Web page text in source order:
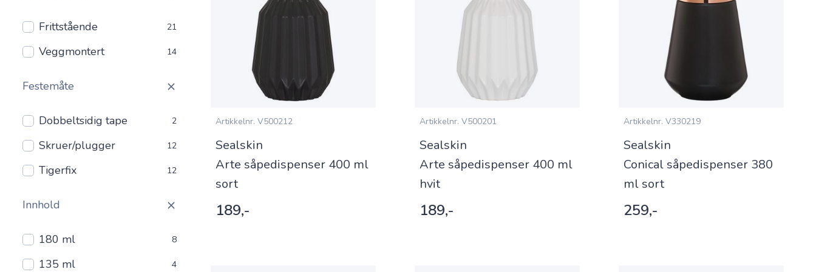
Frittstående 21
Veggmontert 14
Festemåte
Dobbeltsidig tape 2
Skruer/plugger 12
Tigerfix 12
Innhold
180 ml 8
135 ml 4
Artikkelnr. V500212
Sealskin
Arte såpedispenser 400 ml
sort
189,-
Artikkelnr. V500201
Sealskin
Arte såpedispenser 400 ml
hvit
189,-
Artikkelnr. V330219
Sealskin
Conical såpedispenser 380
ml sort
259,-